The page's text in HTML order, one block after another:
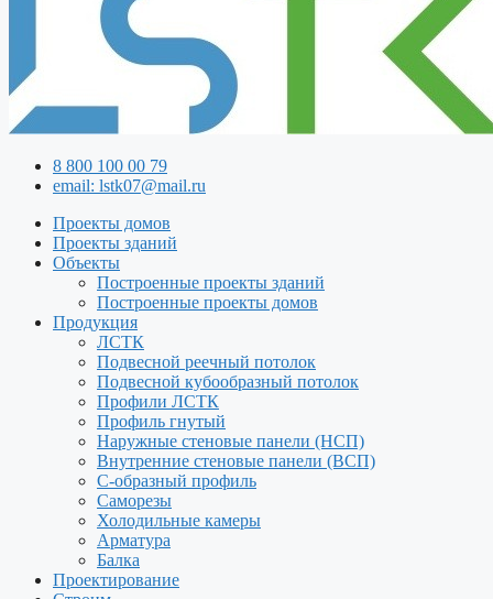
8 800 100 00 79
email: lstk07@mail.ru
Проекты домов
Проекты зданий
Объекты
Построенные проекты зданий
Построенные проекты домов
Продукция
ЛСТК
Подвесной реечный потолок
Подвесной кубообразный потолок
Профили ЛСТК
Профиль гнутый
Наружные стеновые панели (НСП)
Внутренние стеновые панели (ВСП)
С-образный профиль
Саморезы
Холодильные камеры
Арматура
Балка
Проектирование